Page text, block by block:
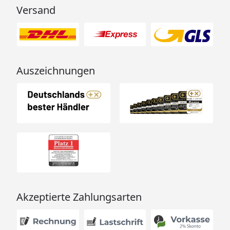
Versand
Auszeichnungen
Akzeptierte Zahlungsarten